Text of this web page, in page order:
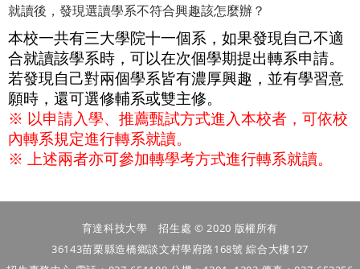
就讀後，發現選讀學系不符合興趣該怎麼辦？
本校一共有三大學院十一個系，如果發現自己不適
合就讀該學系時，可以在次個學期提出轉系申請。
若發現自己對兩個學系皆有濃厚興趣，並有學習意
願時，還可選修輔系或雙主修。
※ 以申請入學、推薦甄試方式進入本校者，可依校
內轉系規定進行轉系就讀。
※ 上述兩者亦可參加轉學考方式進行轉系就讀。
育達科技大學 招生處 © 2020 版權所有
36143苗栗縣造橋鄉談文村學府路168號 綜合大樓127